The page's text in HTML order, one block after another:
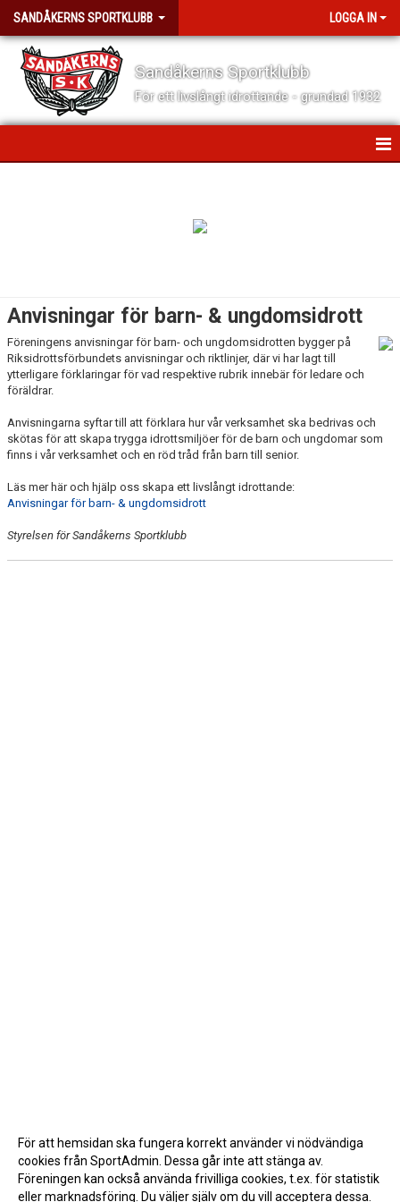
SANDÅKERNS SPORTKLUBB LOGGA IN
Sandåkerns Sportklubb
För ett livslångt idrottande - grundad 1932
KRISHANTERINGSPLAN
BEGRÄNSAT REGISTERUTDRAG
OM SANDÅKERNS SK
FÖR VÅRA MEDLEMMAR
FÖR VÅRA LEDARE
Anvisningar för barn- & ungdomsidrott
Föreningens anvisningar för barn- och ungdomsidrotten bygger på
Riksidrottsförbundets anvisningar och riktlinjer, där vi har lagt till
ytterligare förklaringar för vad respektive rubrik innebär för ledare och
föräldrar.
Anvisningarna syftar till att förklara hur vår verksamhet ska bedrivas och
skötas för att skapa trygga idrottsmiljöer för de barn och ungdomar som
finns i vår verksamhet och en röd tråd från barn till senior.
Läs mer här och hjälp oss skapa ett livslångt idrottande:
Anvisningar för barn- & ungdomsidrott
Styrelsen för Sandåkerns Sportklubb
För att hemsidan ska fungera korrekt använder vi nödvändiga
cookies från SportAdmin. Dessa går inte att stänga av.
Föreningen kan också använda frivilliga cookies, t.ex. för statistik
eller marknadsföring. Du väljer själv om du vill acceptera dessa.